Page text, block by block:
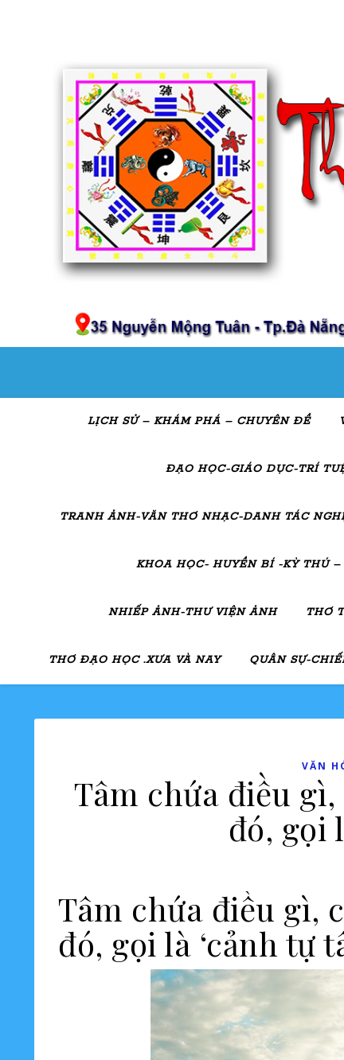
LỊCH SỬ – KHÁM PHÁ – CHUYÊN ĐỀ
ĐẠO HỌC-GIÁO DỤC-TRÍ
TRANH ẢNH-VĂN THƠ NHẠC-DANH TÁC
KHOA HỌC- HUYỀN BÍ -KỲ THÚ –
NHIẾP ẢNH-THƯ VIỆN ẢNH THƠ
THƠ ĐẠO HỌC .XƯA VÀ NAY QUÂN SỰ-
VĂN
Tâm chứa điều
đó, gọi
Tâm chứa điều gì,
đó, gọi là ‘cảnh tự